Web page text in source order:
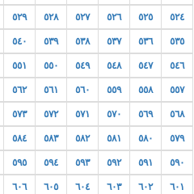
٥٢٤ ٥٢٥ ٥٢٦ ٥٢٧ ٥٢٨ ٥٢٩
٥٣٥ ٥٣٦ ٥٣٧ ٥٣٨ ٥٣٩ ٥٤٠
٥٤٦ ٥٤٧ ٥٤٨ ٥٤٩ ٥٥٠ ٥٥١
٥٥٧ ٥٥٨ ٥٥٩ ٥٦٠ ٥٦١ ٥٦٢
٥٦٨ ٥٦٩ ٥٧٠ ٥٧١ ٥٧٢ ٥٧٣
٥٧٩ ٥٨٠ ٥٨١ ٥٨٢ ٥٨٣ ٥٨٤
٥٩٠ ٥٩١ ٥٩٢ ٥٩٣ ٥٩٤ ٥٩٥
٦٠١ ٦٠٢ ٦٠٣ ٦٠٤ ٦٠٥ ٦٠٦